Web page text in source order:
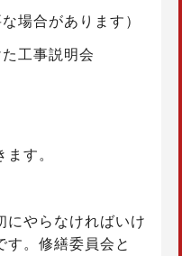
場合があります）
工事説明会
す。
にやらなければいけ
す。修繕委員会と